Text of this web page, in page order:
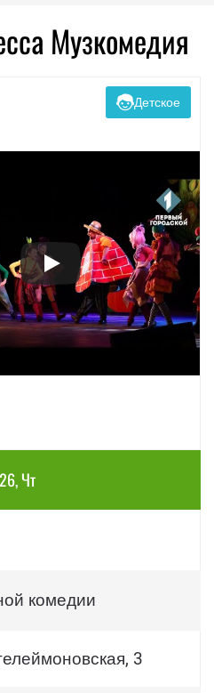
Музкомедия
Детское
Чт
комедии
3